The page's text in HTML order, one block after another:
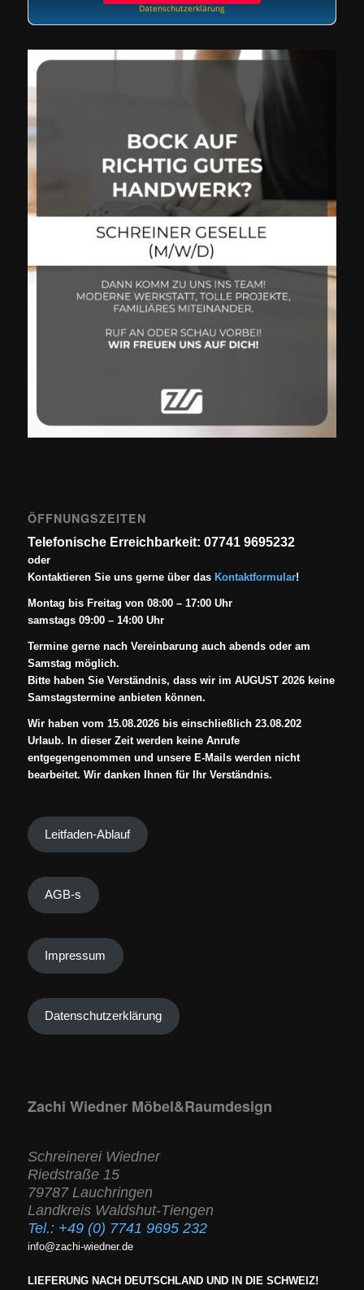
Datenschutzerklärung
ÖFFNUNGSZEITEN
Telefonische Erreichbarkeit: 07741 9695232
oder
Kontaktieren Sie uns gerne über das Kontaktformular!
Montag bis Freitag von 08:00 – 17:00 Uhr
samstags 09:00 – 14:00 Uhr
Termine gerne nach Vereinbarung auch abends oder am
Samstag möglich.
Bitte haben Sie Verständnis, dass wir im AUGUST 2026 keine
Samstagstermine anbieten können.
Wir haben vom 15.08.2026 bis einschließlich 23.08.202
Urlaub. In dieser Zeit werden keine Anrufe
entgegengenommen und unsere E-Mails werden nicht
bearbeitet. Wir danken Ihnen für Ihr Verständnis.
Leitfaden-Ablauf
AGB-s
Impressum
Datenschutzerklärung
Zachi Wiedner Möbel&Raumdesign
Schreinerei Wiedner
Riedstraße 15
79787 Lauchringen
Landkreis Waldshut-Tiengen
Tel.: +49 (0) 7741 9695 232
info@zachi-wiedner.de
LIEFERUNG NACH DEUTSCHLAND UND IN DIE SCHWEIZ!